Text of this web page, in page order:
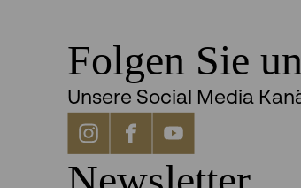
Folgen Sie
Unsere Social Media